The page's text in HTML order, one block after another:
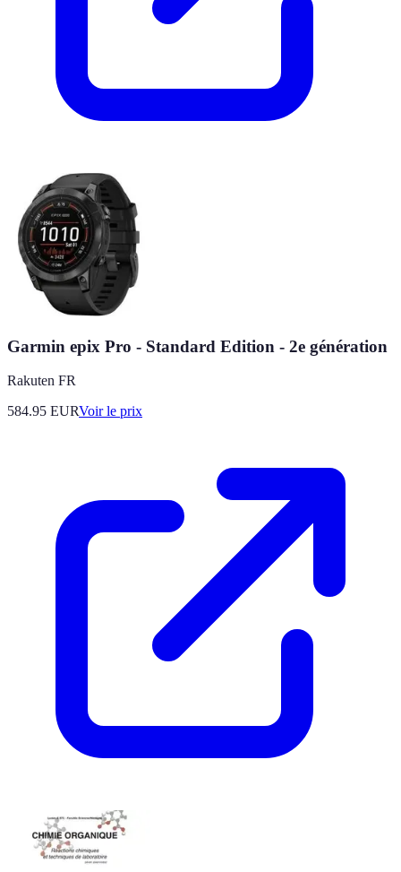
Garmin epix Pro - Standard Edition - 2e génération
Rakuten FR
584.95 EURVoir le prix